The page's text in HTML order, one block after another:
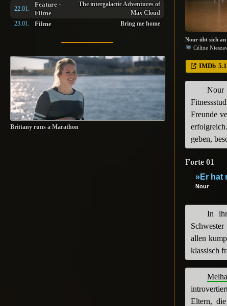
The intergalactic Adventures of
Max Cloud
Feature -
Filme
22.01.
Bring me home
Filme
23.01.
Brittany runs a Marathon
Nour übt sich
Céline
IMDb 5.1
Nour
Freunde
geben,
Forte 01
»Er hat
Nour
In
allen
klassisch
Eltern,